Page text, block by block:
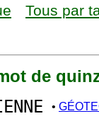
Tous par
de
•